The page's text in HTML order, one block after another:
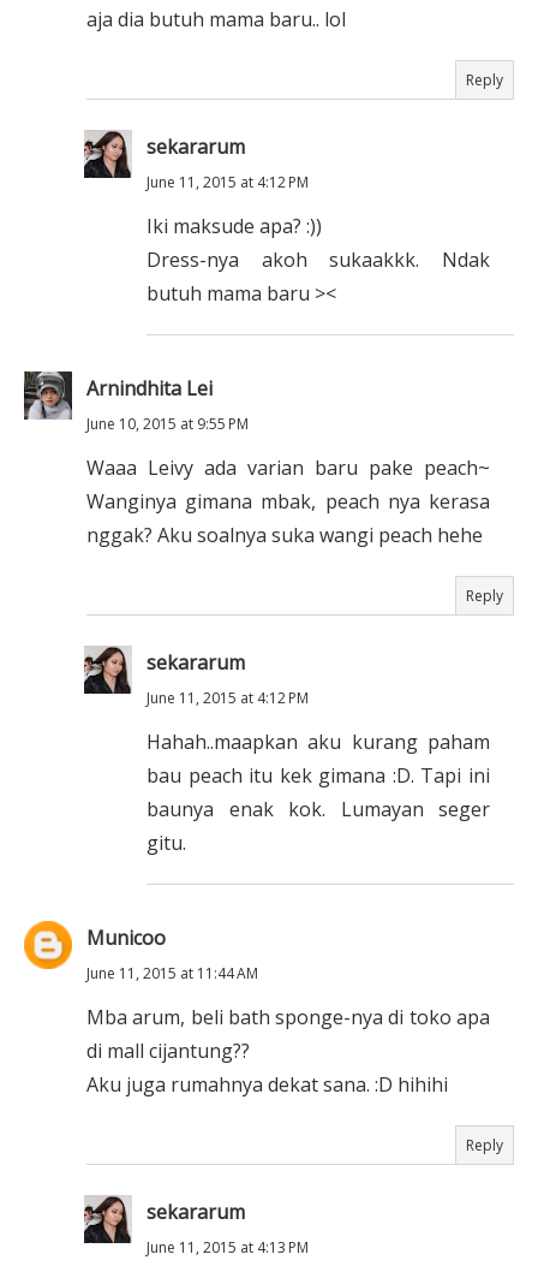
aja dia butuh mama baru.. lol
Reply
sekararum
June 11, 2015 at 4:12 PM
Iki maksude apa? :))
Dress-nya akoh sukaakkk. Ndak
butuh mama baru ><
Arnindhita Lei
June 10, 2015 at 9:55 PM
Waaa Leivy ada varian baru pake peach~
Wanginya gimana mbak, peach nya kerasa
nggak? Aku soalnya suka wangi peach hehe
Reply
sekararum
June 11, 2015 at 4:12 PM
Hahah..maapkan aku kurang paham
bau peach itu kek gimana :D. Tapi ini
baunya enak kok. Lumayan seger
gitu.
Municoo
June 11, 2015 at 11:44 AM
Mba arum, beli bath sponge-nya di toko apa
di mall cijantung??
Aku juga rumahnya dekat sana. :D hihihi
Reply
sekararum
June 11, 2015 at 4:13 PM